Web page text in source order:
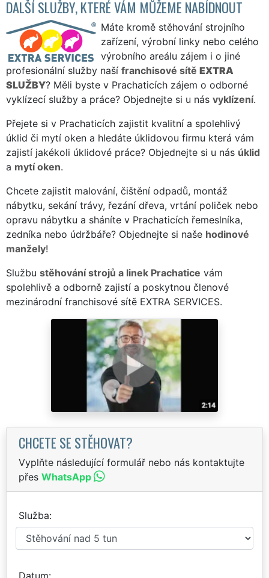
DALŠÍ SLUŽBY, KTERÉ VÁM MŮŽEME NABÍDNOUT
Máte kromě stěhování strojního
zařízení, výrobní linky nebo celého
výrobního areálu zájem i o jiné
profesionální služby naší franchisové sítě EXTRA
SLUŽBY? Měli byste v Prachaticích zájem o odborné
vyklízecí služby a práce? Objednejte si u nás vyklízení.
Přejete si v Prachaticích zajistit kvalitní a spolehlivý
úklid či mytí oken a hledáte úklidovou firmu která vám
zajistí jakékoli úklidové práce? Objednejte si u nás úklid
a mytí oken.
Chcete zajistit malování, čištění odpadů, montáž
nábytku, sekání trávy, řezání dřeva, vrtání poliček nebo
opravu nábytku a sháníte v Prachaticích řemeslníka,
zedníka nebo údržbáře? Objednejte si naše hodinové
manžely!
Službu stěhování strojů a linek Prachatice vám
spolehlivě a odborně zajistí a poskytnou členové
mezinárodní franchisové sítě EXTRA SERVICES.
CHCETE SE STĚHOVAT?
Vyplňte následující formulář nebo nás kontaktujte
přes WhatsApp
Služba
Datum